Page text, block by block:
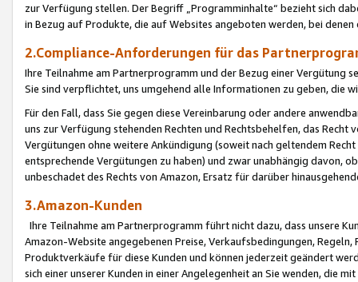
zur Verfügung stellen. Der Begriff „Programminhalte“ bezieht sich
in Bezug auf Produkte, die auf Websites angeboten werden, bei
2.Compliance-Anforderungen für das
Ihre Teilnahme am Partnerprogramm und der Bezug einer Vergütung
Sie sind verpflichtet, uns umgehend alle Informationen zu geben, die
Für den Fall, dass Sie gegen diese Vereinbarung oder andere
uns zur Verfügung stehenden Rechten und Rechtsbehelfen, das
Vergütungen ohne weitere Ankündigung (soweit nach geltendem
entsprechende Vergütungen zu haben) und zwar unabhängig davon,
unbeschadet des Rechts von Amazon, Ersatz für darüber
3.Amazon-Kunden
Ihre Teilnahme am Partnerprogramm führt nicht dazu, dass unsere
Amazon-Website angegebenen Preise, Verkaufsbedingungen,
Produktverkäufe für diese Kunden und können jederzeit geändert
sich einer unserer Kunden in einer Angelegenheit an Sie wenden, die